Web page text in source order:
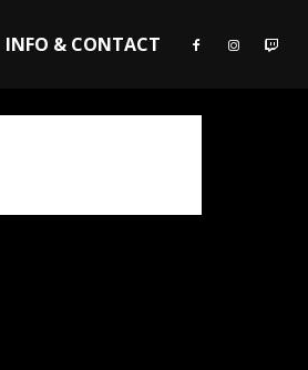
INFO & CONTACT